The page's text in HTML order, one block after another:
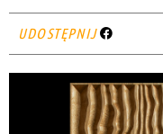
UDOSTĘPNIJ